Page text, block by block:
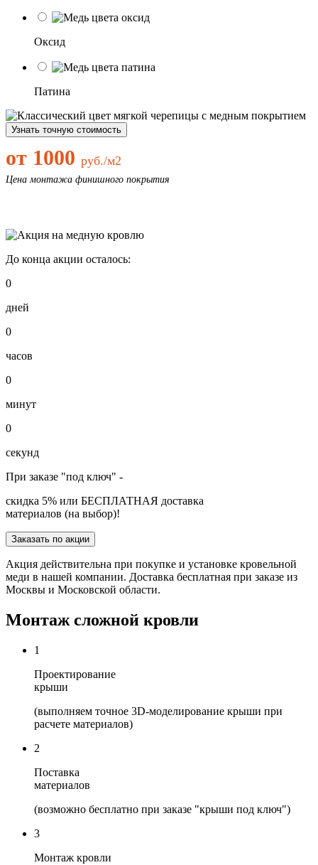
Оксид
Патина
Узнать точную стоимость
от 1000 руб./м2
Цена монтажа финишного покрытия
До конца акции осталось:
0
дней
0
часов
0
минут
0
секунд
При заказе "под ключ" -
скидка 5% или БЕСПЛАТНАЯ доставка
материалов (на выбор)!
Заказать по акции
Акция действительна при покупке и установке кровельной
меди в нашей компании. Доставка бесплатная при заказе из
Москвы и Московской области.
Монтаж сложной кровли
1
Проектирование
крыши
(выполняем точное 3D-моделирование крыши при
расчете материалов)
2
Поставка
материалов
(возможно бесплатно при заказе "крыши под ключ")
3
Монтаж кровли